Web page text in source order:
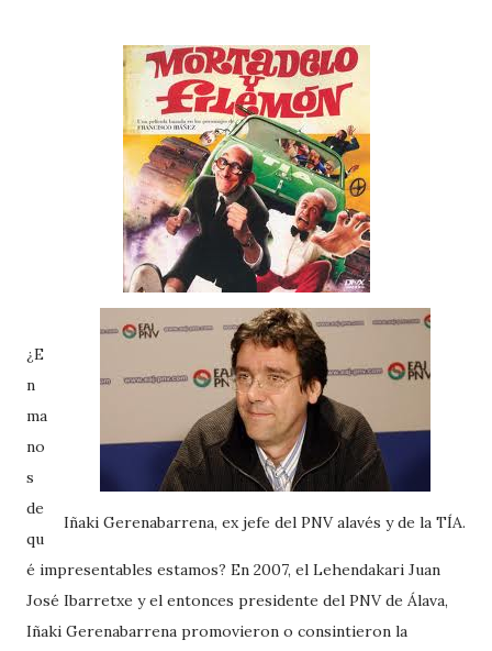
Iñaki Gerenabarrena, ex jefe del PNV alavés y de la TÍA.
¿E
n
ma
no
s
de
qu
é impresentables estamos? En 2007, el Lehendakari Juan
José Ibarretxe y el entonces presidente del PNV de Álava,
Iñaki Gerenabarrena promovieron o consintieron la